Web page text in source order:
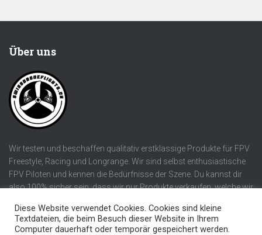
Über uns
Wir testen und beschaffen qualitativ erstklassige Produkte für FPV
Freestyle, Racing und Longrange. Wir sind selbst enthusiastische
FPV Piloten und kennen die Bedürfnisse der Szene. Du kannst dir
also 100% sicher sein, dass wir nur Produkte verkaufen, welche wir
Diese Website verwendet Cookies. Cookies sind kleine
Textdateien, die beim Besuch dieser Website in Ihrem
Computer dauerhaft oder temporär gespeichert werden.